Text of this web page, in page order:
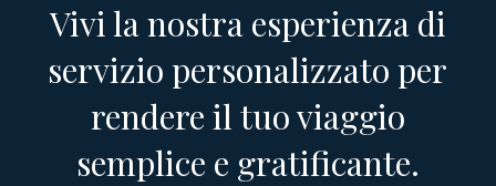
Vivi la nostra esperienza di
servizio personalizzato per
rendere il tuo viaggio
semplice e gratificante.